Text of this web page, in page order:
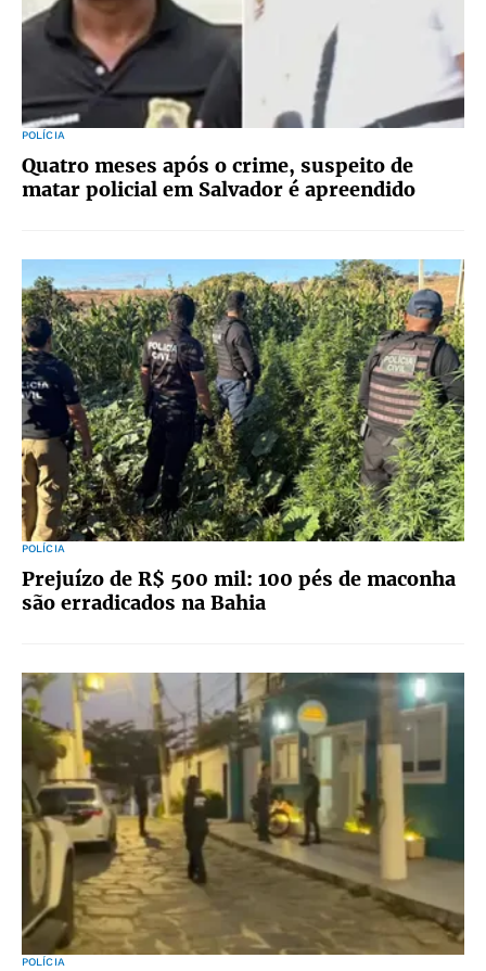
POLÍCIA
Quatro meses após o crime, suspeito de
matar policial em Salvador é apreendido
POLÍCIA
Prejuízo de R$ 500 mil: 100 pés de maconha
são erradicados na Bahia
POLÍCIA